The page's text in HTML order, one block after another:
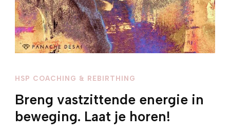
HSP COACHING & REBIRTHING
Breng vastzittende energie in
beweging. Laat je horen!